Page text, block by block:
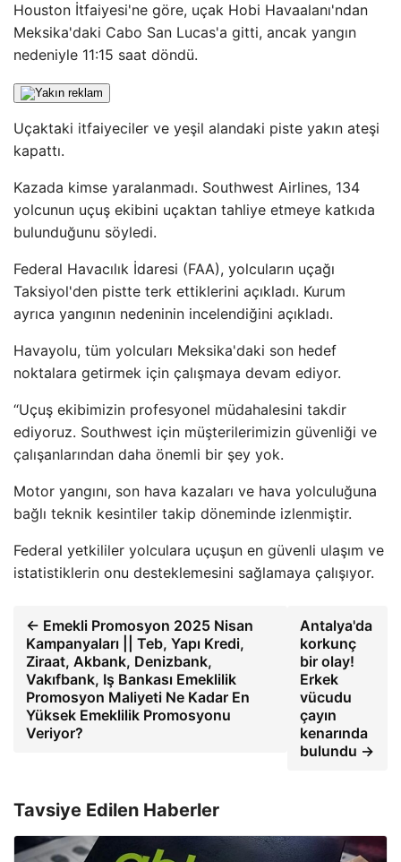
Houston İtfaiyesi'ne göre, uçak Hobi Havaalanı'ndan
Meksika'daki Cabo San Lucas'a gitti, ancak yangın
nedeniyle 11:15 saat döndü.
Uçaktaki itfaiyeciler ve yeşil alandaki piste yakın ateşi
kapattı.
Kazada kimse yaralanmadı. Southwest Airlines, 134
yolcunun uçuş ekibini uçaktan tahliye etmeye katkıda
bulunduğunu söyledi.
Federal Havacılık İdaresi (FAA), yolcuların uçağı
Taksiyol'den pistte terk ettiklerini açıkladı. Kurum
ayrıca yangının nedeninin incelendiğini açıkladı.
Havayolu, tüm yolcuları Meksika'daki son hedef
noktalara getirmek için çalışmaya devam ediyor.
“Uçuş ekibimizin profesyonel müdahalesini takdir
ediyoruz. Southwest için müşterilerimizin güvenliği ve
çalışanlarından daha önemli bir şey yok.
Motor yangını, son hava kazaları ve hava yolculuğuna
bağlı teknik kesintiler takip döneminde izlenmiştir.
Federal yetkililer yolculara uçuşun en güvenli ulaşım ve
istatistiklerin onu desteklemesini sağlamaya çalışıyor.
← Emekli Promosyon 2025 Nisan
Kampanyaları || Teb, Yapı Kredi,
Ziraat, Akbank, Denizbank,
Vakıfbank, Iş Bankası Emeklilik
Promosyon Maliyeti Ne Kadar En
Yüksek Emeklilik Promosyonu
Veriyor?
Antalya'da
korkunç
bir olay!
Erkek
vücudu
çayın
kenarında
bulundu →
Tavsiye Edilen Haberler